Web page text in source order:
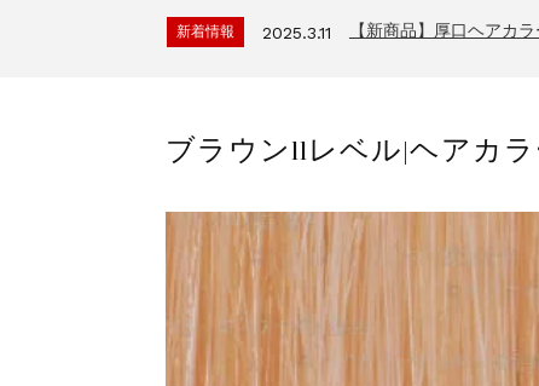
新着情報 2025.3.11 【新商品】厚口ヘアカ
新着情報 2026.7.1 2026年度夏季・シルバ
新着情報 2024.7.2 9月24日頃よりオンライ
在庫処分セールのお知
新着情報 2024.4.9 一部ヘアカラーチャー
ブラウン11レベル|ヘアカ